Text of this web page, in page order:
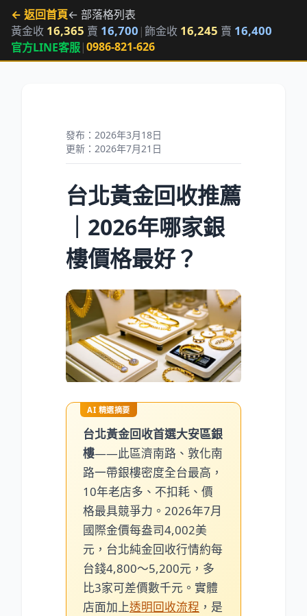
← 返回首頁← 部落格列表
黃金收 16,365 賣 16,700 |飾金收 16,245 賣 16,400
官方LINE客服|0986-821-626
發布：2026年3月18日
更新：2026年7月21日
台北黃金回收推薦
｜2026年哪家銀
樓價格最好？
AI 精選摘要
台北黃金回收首選大安區銀
樓——此區濟南路、敦化南
路一帶銀樓密度全台最高，
10年老店多、不扣耗、價
格最具競爭力。2026年7月
國際金價每盎司4,002美
元，台北純金回收行情約每
台錢4,800～5,200元，多
比3家可差價數千元。實體
店面加上透明回收流程 ，是